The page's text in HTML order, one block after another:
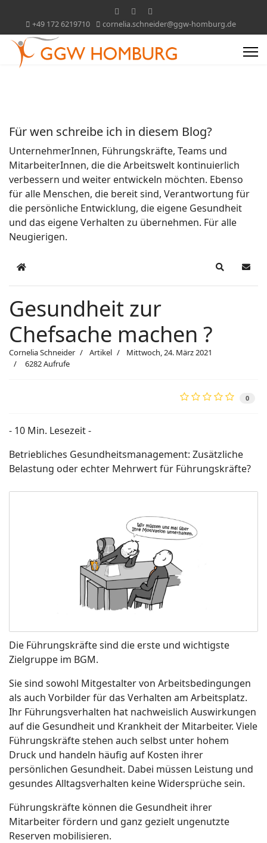
+49 172 6219710 cornelia.schneider@ggw-homburg.de
Für wen schreibe ich in diesem Blog?
UnternehmerInnen, Führungskräfte, Teams und
MitarbeiterInnen, die die Arbeitswelt kontinuierlich
verbessern und weiter entwickeln möchten. Ebenso
für alle Menschen, die bereit sind, Verantwortung für
die persönliche Entwicklung, die eigene Gesundheit
und das eigene Verhalten zu übernehmen. Für alle
Neugierigen.
Home Search
Gesundheit zur
Chefsache machen ?
Cornelia Schneider Artikel
Mittwoch, 24. März 2021
6282 Aufrufe
0
- 10 Min. Lesezeit -
Betriebliches Gesundheitsmanagement: Zusätzliche
Belastung oder echter Mehrwert für Führungskräfte?
Die Führungskräfte sind die erste und wichtigste
Zielgruppe im BGM.
Sie sind sowohl Mitgestalter von Arbeitsbedingungen
als auch Vorbilder für das Verhalten am Arbeitsplatz.
Ihr Führungsverhalten hat nachweislich Auswirkungen
auf die Gesundheit und Krankheit der Mitarbeiter. Viele
Führungskräfte stehen auch selbst unter hohem
Druck und handeln häufig auf Kosten ihrer
persönlichen Gesundheit. Dabei müssen Leistung und
gesundes Alltagsverhalten keine Widersprüche sein.
Führungskräfte können die Gesundheit ihrer
Mitarbeiter fördern und ganz gezielt ungenutzte
Reserven mobilisieren.